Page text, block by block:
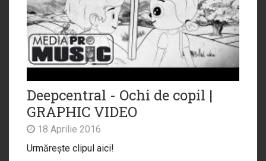
Deepcentral - Ochi de copil |
GRAPHIC VIDEO
18 Aprilie 2016
Urmărește clipul aici!